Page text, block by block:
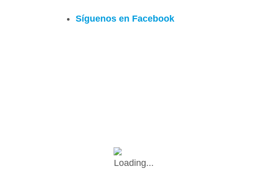
Síguenos en Facebook